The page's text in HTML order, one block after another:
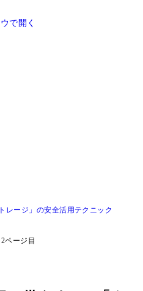
で開く
ージ」の安全活用テクニック
2ページ目